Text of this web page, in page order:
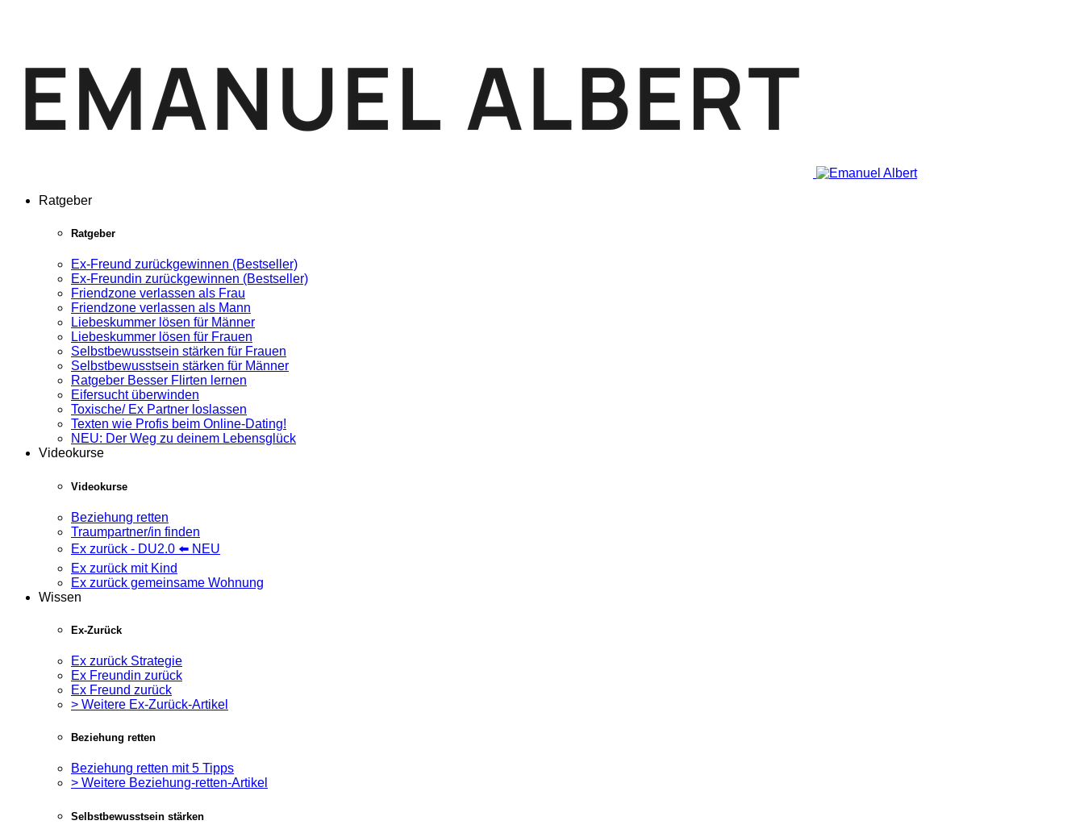
Ratgeber
Ratgeber
Ex-Freund zurückgewinnen (Bestseller)
Ex-Freundin zurückgewinnen (Bestseller)
Friendzone verlassen als Frau
Friendzone verlassen als Mann
Liebeskummer lösen für Männer
Liebeskummer lösen für Frauen
Selbstbewusstsein stärken für Frauen
Selbstbewusstsein stärken für Männer
Ratgeber Besser Flirten lernen
Eifersucht überwinden
Toxische/ Ex Partner loslassen
Texten wie Profis beim Online-Dating!
NEU: Der Weg zu deinem Lebensglück
Videokurse
Videokurse
Beziehung retten
Traumpartner/in finden
Ex zurück - DU2.0 ⬅️ NEU
Ex zurück mit Kind
Ex zurück gemeinsame Wohnung
Wissen
Ex-Zurück
Ex zurück Strategie
Ex Freundin zurück
Ex Freund zurück
> Weitere Ex-Zurück-Artikel
Beziehung retten
Beziehung retten mit 5 Tipps
> Weitere Beziehung-retten-Artikel
Selbstbewusstsein stärken